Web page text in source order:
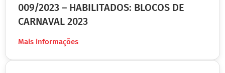
009/2023 – HABILITADOS: BLOCOS DE
CARNAVAL 2023
Mais informações